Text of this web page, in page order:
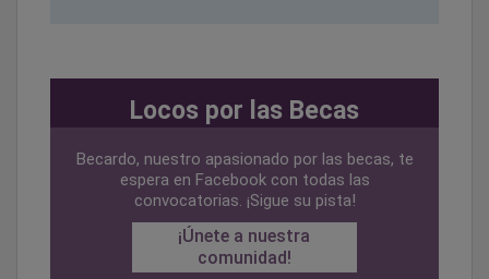
Locos por las Becas
Becardo, nuestro apasionado por las becas, te
espera en Facebook con todas las
convocatorias. ¡Sigue su pista!
¡Únete a nuestra
comunidad!